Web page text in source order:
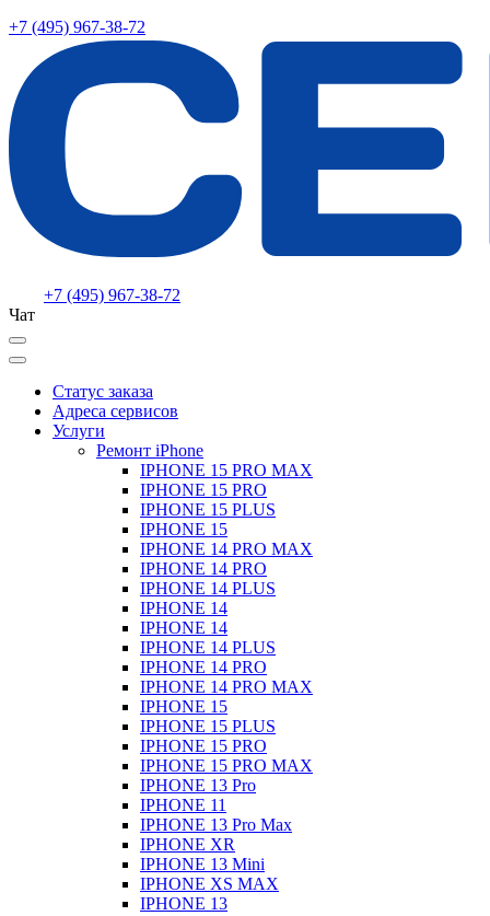
+7 (495) 967-38-72
+7 (495) 967-38-72
Чат
Статус заказа
Адреса сервисов
Услуги
Ремонт iPhone
IPHONE 15 PRO MAX
IPHONE 15 PRO
IPHONE 15 PLUS
IPHONE 15
IPHONE 14 PRO MAX
IPHONE 14 PRO
IPHONE 14 PLUS
IPHONE 14
IPHONE 14
IPHONE 14 PLUS
IPHONE 14 PRO
IPHONE 14 PRO MAX
IPHONE 15
IPHONE 15 PLUS
IPHONE 15 PRO
IPHONE 15 PRO MAX
IPHONE 13 Pro
IPHONE 11
IPHONE 13 Pro Max
IPHONE XR
IPHONE 13 Mini
IPHONE XS MAX
IPHONE 13